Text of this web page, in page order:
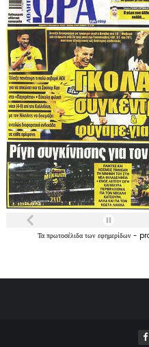
Τα πρωτοσέλιδα των εφημερίδων -